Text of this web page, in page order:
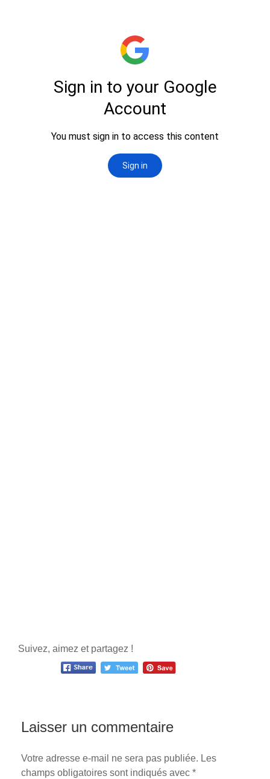
Suivez, aimez et partagez !
Laisser un commentaire
Votre adresse e-mail ne sera pas publiée. Les
champs obligatoires sont indiqués avec *